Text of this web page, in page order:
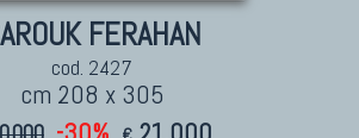
FERAHAN
cod. 2427
cm 208 x 305